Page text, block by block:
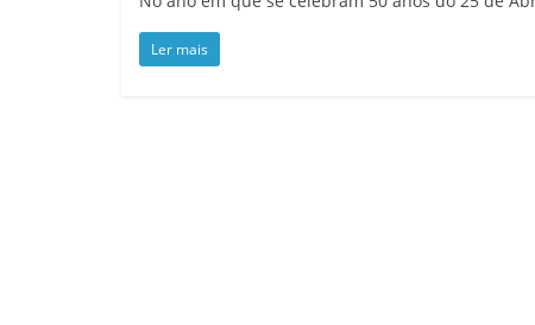
Ler mais